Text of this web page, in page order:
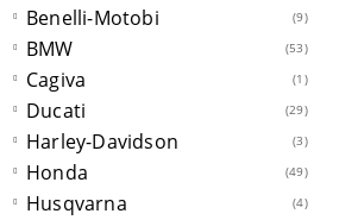
Benelli-Motobi (9)
BMW (53)
Cagiva (1)
Ducati (29)
Harley-Davidson (3)
Honda (49)
Husqvarna (4)